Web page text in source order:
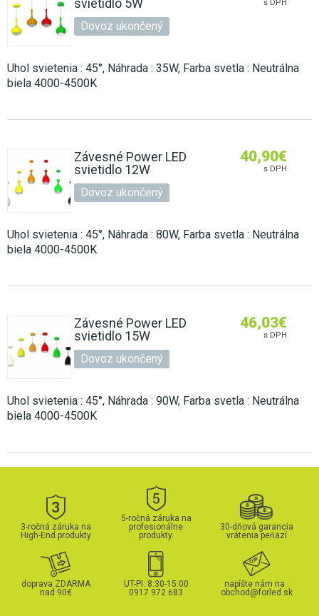
svietidlo 5W
Dovoz ukončený
s DPH
Uhol svietenia : 45°, Náhrada : 35W, Farba svetla : Neutrálna
biela 4000-4500K
Závesné Power LED
svietidlo 12W
Dovoz ukončený
40,90€
s DPH
Uhol svietenia : 45°, Náhrada : 80W, Farba svetla : Neutrálna
biela 4000-4500K
Závesné Power LED
svietidlo 15W
Dovoz ukončený
46,03€
s DPH
Uhol svietenia : 45°, Náhrada : 90W, Farba svetla : Neutrálna
biela 4000-4500K
3-ročná záruka na
High-End produkty
5-ročná záruka na
profesionálne
produkty.
30-dňová garancia
vrátenia peňazí
doprava ZDARMA
nad 90€
UT-PI: 8:30-15:00
0917 972 683
napíšte nám na :
obchod@forled.sk